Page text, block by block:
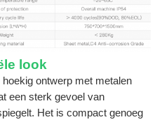
look
ontwerp met metalen
een sterk gevoel van
Het is compact genoeg